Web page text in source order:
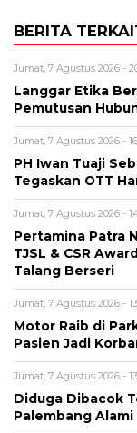
BERITA
Jumat, 7 Agustus 2026 -
Langgar Etika
Pemutusan
Jumat, 7 Agustus 2026 -
PH Iwan Tuaji
Tegaskan OTT
Jumat, 7 Agustus 2026 -
Pertamina Patra
TJSL & CSR
Talang Berseri
Jumat, 7 Agustus 2026 -
Motor Raib di
Pasien Jadi
Jumat, 7 Agustus 2026 -
Diduga Dibacok
Palembang